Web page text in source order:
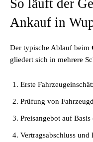
So läuft der
Ankauf in
Der typische Ablauf beim
gliedert sich in mehrere
Erste
Prüfung von
Preisangebot auf
Vertragsabschluss und